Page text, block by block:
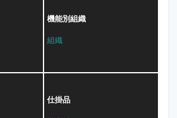
機能別組織
組織
仕掛品